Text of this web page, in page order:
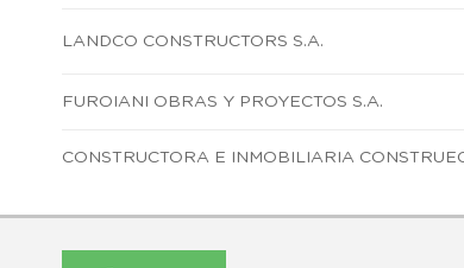
LANDCO CONSTRUCTORS S.A.
FUROIANI OBRAS Y PROYECTOS S.A.
CONSTRUCTORA E INMOBILIARIA